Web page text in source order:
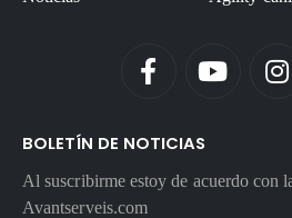
BOLETÍN DE NOTICIAS
Al suscribirme estoy de acuerdo con
Avantserveis.com